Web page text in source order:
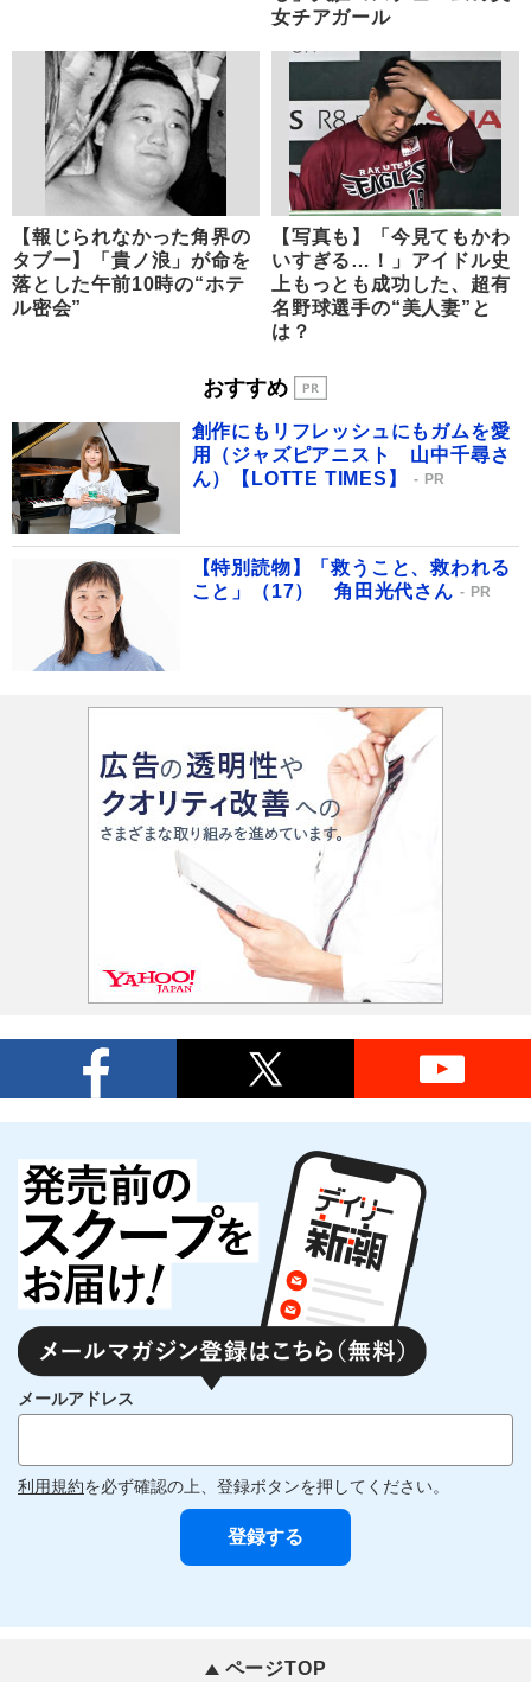
女チアガール
【報じられなかった角界の
タブー】「貴ノ浪」が命を
落とした午前10時の“ホテ
ル密会”
【写真も】「今見てもかわ
いすぎる…！」アイドル史
上もっとも成功した、超有
名野球選手の“美人妻”と
は？
おすすめ
創作にもリフレッシュにもガムを愛
用（ジャズピアニスト 山中千尋さ
ん）【LOTTE TIMES】
PR
【特別読物】「救うこと、救われる
こと」（17） 角田光代さん
PR
メールアドレス
利用規約を必ず確認の上、登録ボタンを押してください。
ページTOP